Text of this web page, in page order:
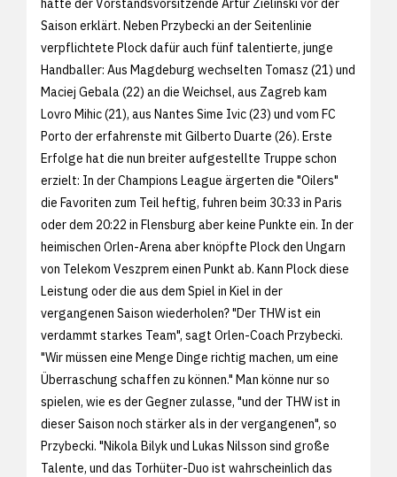
hatte der Vorstandsvorsitzende Artur Zielinski vor der
Saison erklärt. Neben Przybecki an der Seitenlinie
verpflichtete Plock dafür auch fünf talentierte, junge
Handballer: Aus Magdeburg wechselten Tomasz (21) und
Maciej Gebala (22) an die Weichsel, aus Zagreb kam
Lovro Mihic (21), aus Nantes Sime Ivic (23) und vom FC
Porto der erfahrenste mit Gilberto Duarte (26). Erste
Erfolge hat die nun breiter aufgestellte Truppe schon
erzielt: In der Champions League ärgerten die "Oilers"
die Favoriten zum Teil heftig, fuhren beim 30:33 in Paris
oder dem 20:22 in Flensburg aber keine Punkte ein. In der
heimischen Orlen-Arena aber knöpfte Plock den Ungarn
von Telekom Veszprem einen Punkt ab. Kann Plock diese
Leistung oder die aus dem Spiel in Kiel in der
vergangenen Saison wiederholen? "Der THW ist ein
verdammt starkes Team", sagt Orlen-Coach Przybecki.
"Wir müssen eine Menge Dinge richtig machen, um eine
Überraschung schaffen zu können." Man könne nur so
spielen, wie es der Gegner zulasse, "und der THW ist in
dieser Saison noch stärker als in der vergangenen", so
Przybecki. "Nikola Bilyk und Lukas Nilsson sind große
Talente, und das Torhüter-Duo ist wahrscheinlich das